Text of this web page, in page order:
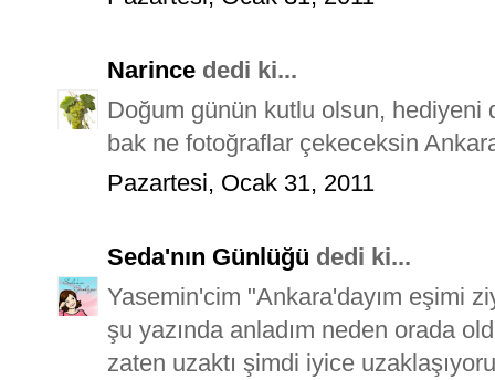
Narince dedi ki...
Doğum günün kutlu olsun,
bak ne fotoğraflar çekeceksin
Pazartesi, Ocak 31, 2011
Seda'nın Günlüğü dedi ki...
Yasemin'cim "Ankara'dayım eşimi
şu yazında anladım neden orada
zaten uzaktı şimdi iyice